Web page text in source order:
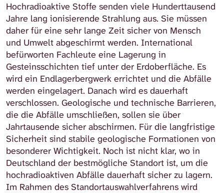
Hochradioaktive Stoffe senden viele Hunderttausend
Jahre lang ionisierende Strahlung aus. Sie müssen
daher für eine sehr lange Zeit sicher von Mensch
und Umwelt abgeschirmt werden. International
befürworten Fachleute eine Lagerung in
Gesteinsschichten tief unter der Erdoberfläche. Es
wird ein Endlagerbergwerk errichtet und die Abfälle
werden eingelagert. Danach wird es dauerhaft
verschlossen. Geologische und technische Barrieren,
die die Abfälle umschließen, sollen sie über
Jahrtausende sicher abschirmen. Für die langfristige
Sicherheit sind stabile geologische Formationen von
besonderer Wichtigkeit. Noch ist nicht klar, wo in
Deutschland der bestmögliche Standort ist, um die
hochradioaktiven Abfälle dauerhaft sicher zu lagern.
Im Rahmen des Standortauswahlverfahrens wird